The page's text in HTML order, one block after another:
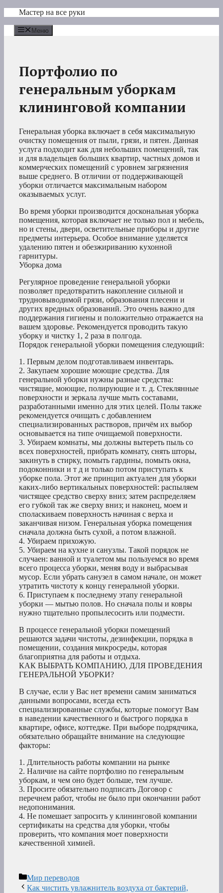
Перейти
содержимому
Мастер на все руки
Меню
Портфолио по
генеральным уборкам
клининговой компании
Генеральная уборка включает в себя максимальную
очистку помещения от пыли, грязи, и пятен. Данная
услуга подходит как для небольших помещений, так
и для владельцев больших квартир, частных домов и
коммерческих помещений с уровнем загрязнения
выше среднего. В отличии от поддерживающей
уборки отличается максимальным набором
оказываемых услуг.
Во время уборки производится доскональная уборка
помещения, которая включает не только пол и мебель,
но и стены, двери, осветительные приборы и другие
предметы интерьера. Особое внимание уделяется
удалению пятен и обезжириванию кухонной
гарнитуры.
Уборка дома
Регулярное проведение генеральной уборки
позволяет предотвратить накопление сильной и
трудновыводимой грязи, образования плесени и
других вредных образований. Это очень важно для
поддержания гигиены и положительно отражается на
вашем здоровье. Рекомендуется проводить такую
уборку и чистку 1, 2 раза в полгода.
Порядок генеральной уборки помещения следующий:
1. Первым делом подготавливаем инвентарь.
2. Закупаем хорошие моющие средства. Для
генеральной уборки нужны разные средства:
чистящие, моющие, полирующие и т. д. Стеклянные
поверхности и зеркала лучше мыть составами,
разработанными именно для этих целей. Полы также
рекомендуется очищать с добавлением
специализированных растворов, причём их выбор
основывается на типе очищаемой поверхности.
3. Убираем комнаты, мы должны вытереть пыль со
всех поверхностей, прибрать комнату, снять шторы,
закинуть в стирку, помыть гардины, помыть окна,
подоконники и т д и только потом приступать к
уборке пола. Этот же принцип актуален для уборки
каких-либо вертикальных поверхностей: распыляем
чистящее средство сверху вниз; затем распределяем
его губкой так же сверху вниз; и наконец, моем и
споласкиваем поверхность начиная с верха и
заканчивая низом. Генеральная уборка помещения
сначала должна быть сухой, а потом влажной.
4. Убираем прихожую.
5. Убираем на кухне и санузлы. Такой порядок не
случаен: ванной и туалетом мы пользуемся во время
всего процесса уборки, меняя воду и выбрасывая
мусор. Если убрать санузел в самом начале, он может
утратить чистоту к концу генеральной уборки.
6. Приступаем к последнему этапу генеральной
уборки — мытью полов. Но сначала полы и ковры
нужно тщательно пропылесосить или подмести.
В процессе генеральной уборки помещений
решаются задачи чистоты, дезинфекции, порядка в
помещении, создания микросреды, которая
благоприятна для работы и отдыха.
КАК ВЫБРАТЬ КОМПАНИЮ, ДЛЯ ПРОВЕДЕНИЯ
ГЕНЕРАЛЬНОЙ УБОРКИ?
В случае, если у Вас нет времени самим заниматься
данными вопросами, всегда есть
специализированные службы, которые помогут Вам
в наведении качественного и быстрого порядка в
квартире, офисе, коттедже. При выборе подрядчика,
обязательно обращайте внимание на следующие
факторы:
1. Длительность работы компании на рынке
2. Наличие на сайте портфолио по генеральным
уборкам, и чем оно будет больше, тем лучше.
3. Просите обязательно подписать Договор с
перечнем работ, чтобы не было при окончании работ
недопонимания.
4. Не помешает запросить у клининговой компании
сертификаты на средства для уборки, чтобы
проверить, что компания моет поверхности
качественной химией.
Рубрики
Мир переводов
Как чистить увлажнитель воздуха от бактерий,